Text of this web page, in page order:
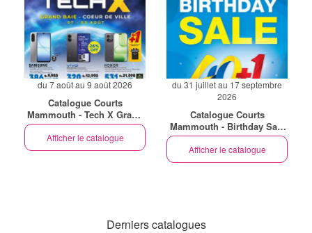
du 7 août au 9 août 2026
Catalogue Courts
Mammouth - Tech X Grand
Baie - Coeur De Ville (EN)
Afficher le catalogue
du 31 juillet au 17 septembre
2026
Catalogue Courts
Mammouth - Birthday Sale
(EN)
Afficher le catalogue
Derniers catalogues